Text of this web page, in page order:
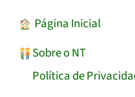
︎ Página Inicial
Sobre o NT
Política de